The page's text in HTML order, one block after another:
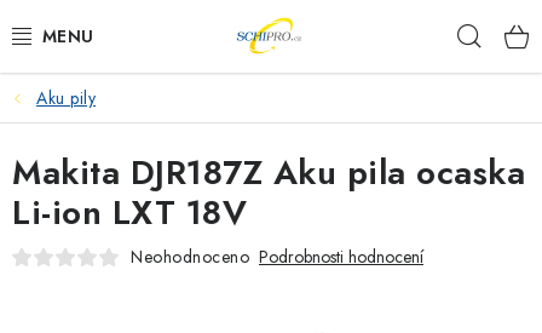
na
AKU NÁŘADÍ
ELEKTRICKÉ NÁŘADÍ
PŘÍSLUŠENSTVÍ
Aku pily
Makita DJR187Z Aku pila ocaska
Li-ion LXT 18V
Neohodnoceno Podrobnosti hodnocení